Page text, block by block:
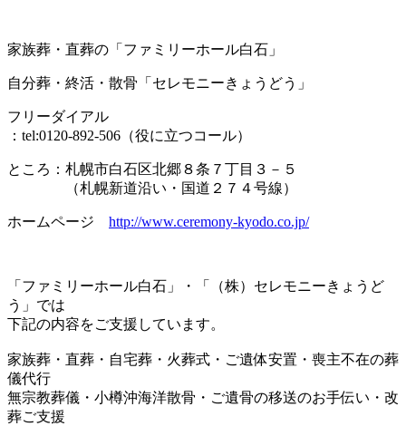
家族葬・直葬の「ファミリーホール白石」
自分葬・終活・散骨「セレモニーきょうどう」
フリーダイアル
：tel:0120-892-506（役に立つコール）
ところ：札幌市白石区北郷８条７丁目３－５
（札幌新道沿い・国道２７４号線）
ホームページ http://www.ceremony-kyodo.co.jp/
「ファミリーホール白石」・「（株）セレモニーきょうど
う」では
下記の内容をご支援しています。
家族葬・直葬・自宅葬・火葬式・ご遺体安置・喪主不在の葬
儀代行
無宗教葬儀・小樽沖海洋散骨・ご遺骨の移送のお手伝い・改
葬ご支援